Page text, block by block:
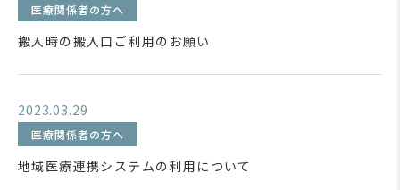
医療関係者の方へ
搬入時の搬入口ご利用のお願い
2023.03.29
医療関係者の方へ
地域医療連携システムの利用について